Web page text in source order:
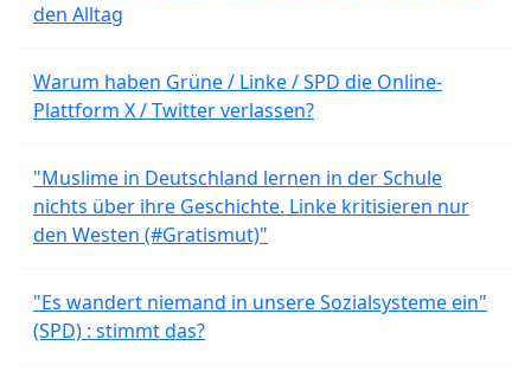
den Alltag
Warum haben Grüne / Linke / SPD die Online-
Plattform X / Twitter verlassen?
"Muslime in Deutschland lernen in der Schule
nichts über ihre Geschichte. Linke kritisieren nur
den Westen (#Gratismut)"
"Es wandert niemand in unsere Sozialsysteme ein"
(SPD) : stimmt das?